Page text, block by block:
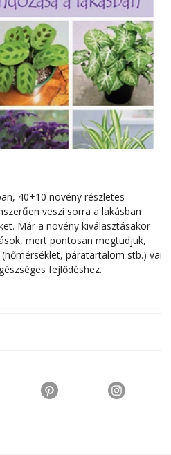
40+10 növény részletes
veszi sorra a lakásban
Már a növény kiválasztásakor
mert pontosan megtudjuk,
páratartalom stb.) van
fejlődéshez.